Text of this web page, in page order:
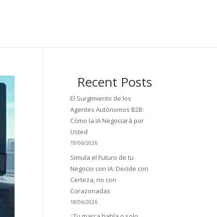
Recent Posts
El Surgimiento de los
Agentes Autónomos B2B:
Cómo la IA Negociará por
Usted
19/06/2026
Simula el Futuro de tu
Negocio con IA: Decide con
Certeza, no con
Corazonadas
18/06/2026